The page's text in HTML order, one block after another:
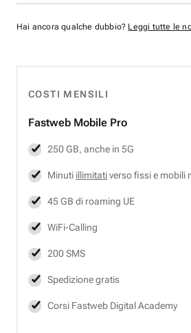
COSTI MENSILI
Fastweb Mobile Pro
250 GB, anche in 5G
Minuti illimitativerso fissi e mobili
45 GB di roaming UE
WiFi-Calling
200 SMS
Spedizione gratis
Corsi Fastweb Digital Academy
Hai ancora qualche dubbio? Leggi tutte le